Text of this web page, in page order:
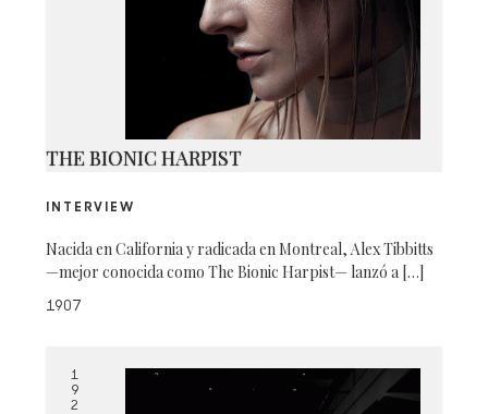
THE BIONIC HARPIST
INTERVIEW
Nacida en California y radicada en Montreal, Alex Tibbitts
—mejor conocida como The Bionic Harpist— lanzó a […]
1907
1
9
2